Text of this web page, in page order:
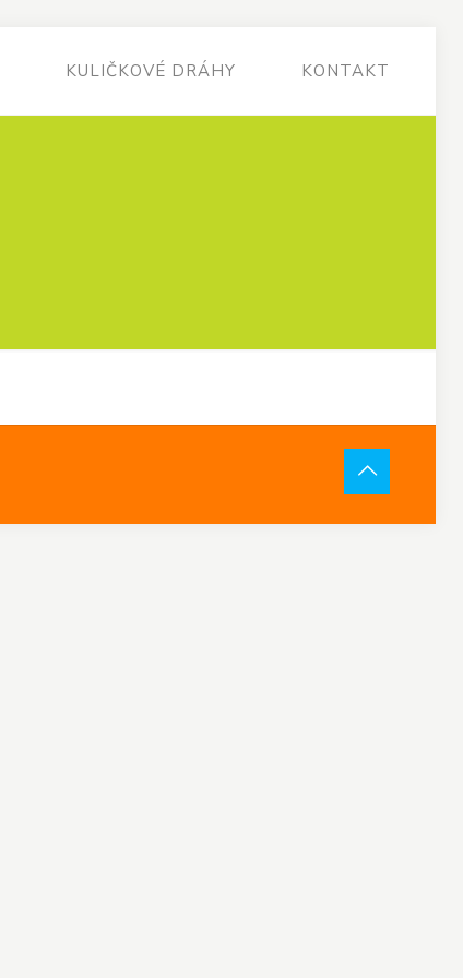
KULIČKOVÉ DRÁHY KONTAKT